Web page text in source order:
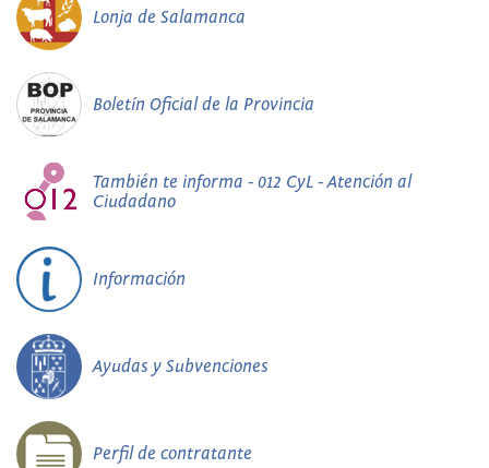
Lonja de Salamanca
Boletín Oficial de la Provincia
También te informa - 012 CyL - Atención al
Ciudadano
Información
Ayudas y Subvenciones
Perfil de contratante